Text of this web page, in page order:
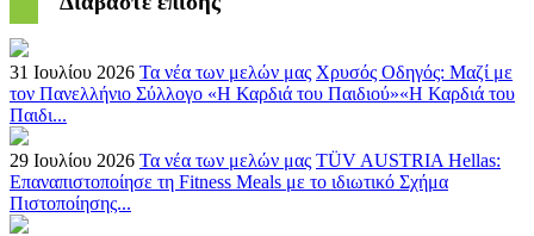
31 Ιουλίου 2026 Τα νέα των μελών μας Χρυσός Οδηγός: Μαζί με
τον Πανελλήνιο Σύλλογο «Η Καρδιά του Παιδιού»«Η Καρδιά του
Παιδι...
29 Ιουλίου 2026 Τα νέα των μελών μας TÜV AUSTRIA Hellas:
Επαναπιστοποίησε τη Fitness Meals με το ιδιωτικό Σχήμα
Πιστοποίησης...